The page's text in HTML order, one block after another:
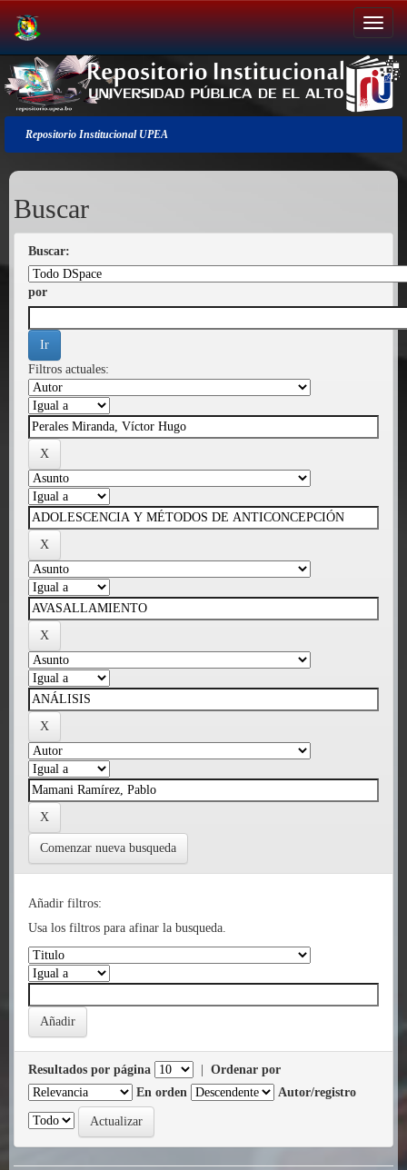
Salir
de
la
navegación
Repositorio Institucional UPEA
Buscar
Buscar:
por
Filtros actuales:
Comenzar nueva busqueda
Añadir filtros:
Usa los filtros para afinar la busqueda.
Resultados por página
Ordenar por
En orden
Autor/registro